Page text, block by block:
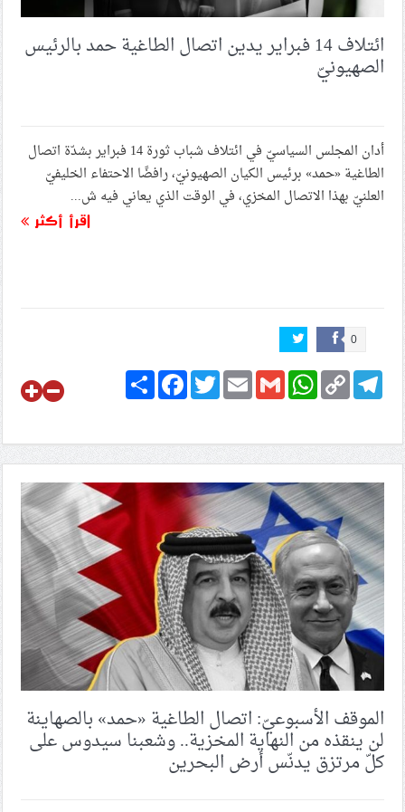
ائتلاف 14 فبراير يدين اتصال الطاغية حمد بالرئيس
الصهيونيّ
أدان المجلس السياسيّ في ائتلاف شباب ثورة 14 فبراير بشدّة اتصال
الطاغية «حمد» برئيس الكيان الصهيونيّ، رافضًا الاحتفاء الخليفيّ
العلنيّ بهذا الاتصال المخزي، في الوقت الذي يعاني فيه ش...
اقرأ أكثر
0
ShareFacebookTwitterEmailGmail
WhatsApp Copy
Link
Telegram
الموقف الأسبوعيّ: اتصال الطاغية «حمد» بالصهاينة
لن ينقذه من النهاية المخزية.. وشعبنا سيدوس على
كلّ مرتزق يدنّس أرض البحرين